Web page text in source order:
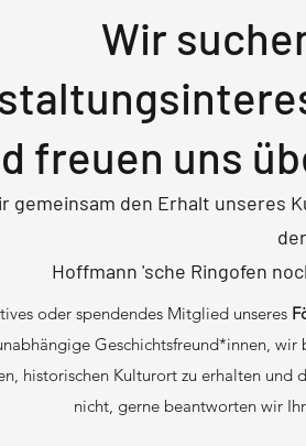
Wir
freuen uns
gemeinsam den Erhalt unseres
der
Hoffmann 'sche Ringofen
oder spendendes Mitglied unseres
Geschichtsfreund*innen,
historischen Kulturort zu erhalten
nicht, gerne beantworten wir